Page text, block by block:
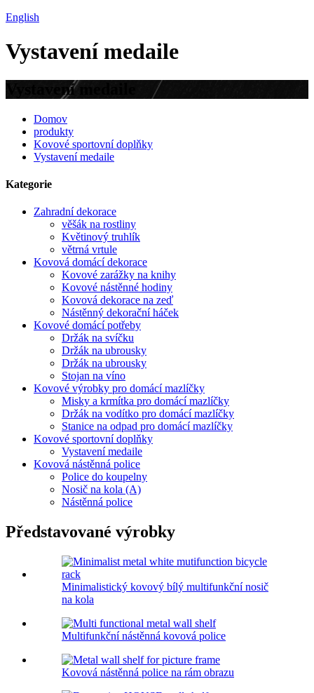
English
Vystavení medaile
Vystavení medaile
Domov
produkty
Kovové sportovní doplňky
Vystavení medaile
Kategorie
Zahradní dekorace
věšák na rostliny
Květinový truhlík
větrná vrtule
Kovová domácí dekorace
Kovové zarážky na knihy
Kovové nástěnné hodiny
Kovová dekorace na zeď
Nástěnný dekorační háček
Kovové domácí potřeby
Držák na svíčku
Držák na ubrousky
Držák na ubrousky
Stojan na víno
Kovové výrobky pro domácí mazlíčky
Misky a krmítka pro domácí mazlíčky
Držák na vodítko pro domácí mazlíčky
Stanice na odpad pro domácí mazlíčky
Kovové sportovní doplňky
Vystavení medaile
Kovová nástěnná police
Police do koupelny
Nosič na kola (A)
Nástěnná police
Představované výrobky
Minimalistický kovový bílý multifunkční nosič
na kola
Multifunkční nástěnná kovová police
Kovová nástěnná police na rám obrazu